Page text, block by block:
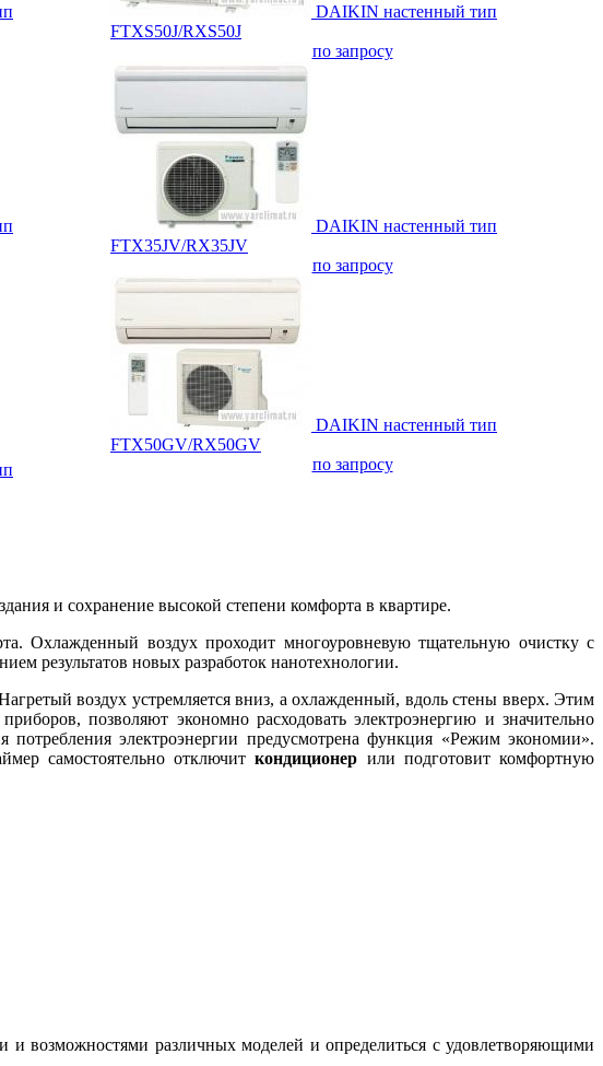
DAIKIN настенный тип
FTXS50J/RXS50J
по запросу
DAIKIN настенный тип
FTX35JV/RX35JV
по запросу
DAIKIN настенный тип
FTX50GV/RX50GV
по запросу
и сохранение высокой степени комфорта в квартире.
Охлажденный воздух проходит многоуровневую тщательную очистку с
результатов новых разработок нанотехнологии.
воздух устремляется вниз, а охлажденный, вдоль стены вверх. Этим
позволяют экономно расходовать электроэнергию и значительно
электроэнергии предусмотрена функция «Режим экономии».
самостоятельно отключиткондиционер или подготовит комфортную
возможностями различных моделей и определиться с удовлетворяющими